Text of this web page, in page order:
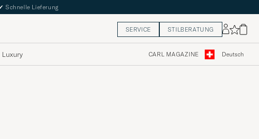
Schnelle Lieferung
SERVICE STILBERATUNG
Luxury CARL MAGAZINE Deutsch